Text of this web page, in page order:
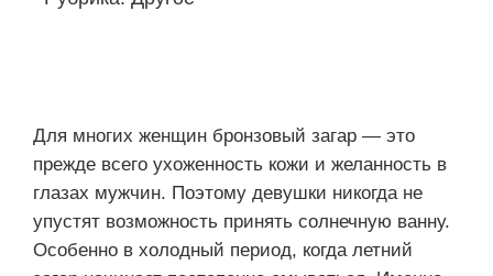
Для многих женщин бронзовый загар — это
прежде всего ухоженность кожи и желанность в
глазах мужчин. Поэтому девушки никогда не
упустят возможность принять солнечную ванну.
Особенно в холодный период, когда летний